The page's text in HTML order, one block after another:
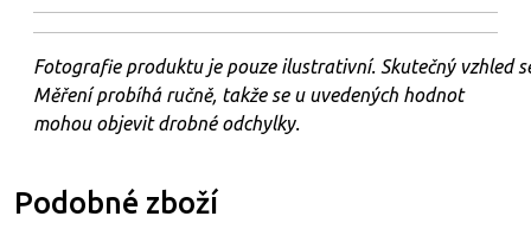
Fotografie produktu je pouze ilustrativní. Skutečný vzhled
Měření probíhá ručně, takže se u uvedených hodnot
mohou objevit drobné odchylky.
Podobné zboží